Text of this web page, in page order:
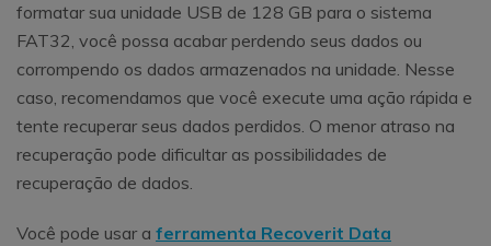
formatar sua unidade USB de 128 GB para o sistema
FAT32, você possa acabar perdendo seus dados ou
corrompendo os dados armazenados na unidade. Nesse
caso, recomendamos que você execute uma ação rápida e
tente recuperar seus dados perdidos. O menor atraso na
recuperação pode dificultar as possibilidades de
recuperação de dados.
Você pode usar a ferramenta Recoverit Data